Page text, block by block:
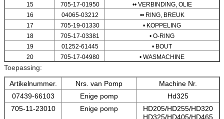
15
705-17-01950
•• VERBINDING, OLIE
16
04065-03212
•• RING, BREUK
17
705-19-01330
• KOPPELING
18
705-17-03381
• O-RING
19
01252-61445
• BOUT
20
705-17-04980 • WASMACHINE
Toepassing:
Artikelnummer.
Nrs. van Pomp
Machine Nr.
07439-66103
Enige pomp
Hd325
705-11-23010
Enige pomp
HD205/HD255/HD320
HD325/HD405/HD465